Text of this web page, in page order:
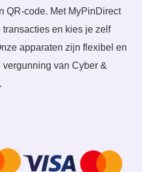
QR-code. Met MyPinDirect
en kies je zelf
apparaten zijn flexibel en
vergunning van Cyber &